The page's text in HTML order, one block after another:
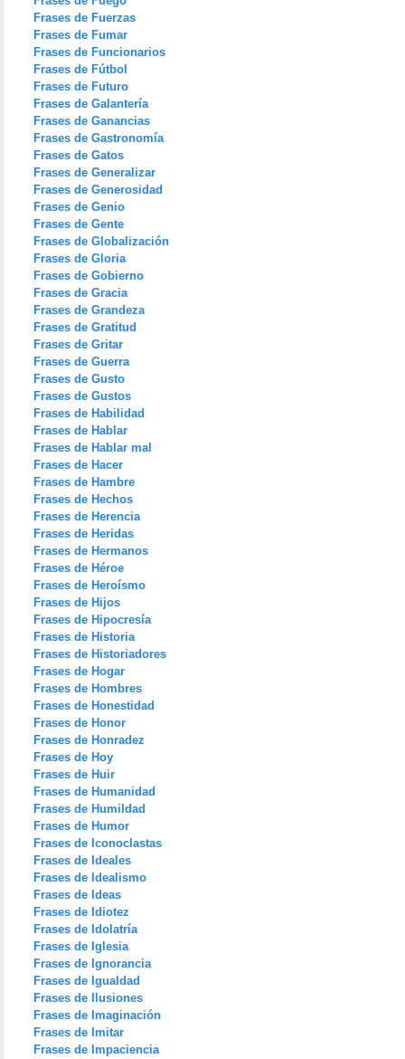
Frases de Fuerzas
Frases de Fumar
Frases de Funcionarios
Frases de Fútbol
Frases de Futuro
Frases de Galantería
Frases de Ganancias
Frases de Gastronomía
Frases de Gatos
Frases de Generalizar
Frases de Generosidad
Frases de Genio
Frases de Gente
Frases de Globalización
Frases de Gloria
Frases de Gobierno
Frases de Gracia
Frases de Grandeza
Frases de Gratitud
Frases de Gritar
Frases de Guerra
Frases de Gusto
Frases de Gustos
Frases de Habilidad
Frases de Hablar
Frases de Hablar mal
Frases de Hacer
Frases de Hambre
Frases de Hechos
Frases de Herencia
Frases de Heridas
Frases de Hermanos
Frases de Héroe
Frases de Heroísmo
Frases de Hijos
Frases de Hipocresía
Frases de Historia
Frases de Historiadores
Frases de Hogar
Frases de Hombres
Frases de Honestidad
Frases de Honor
Frases de Honradez
Frases de Hoy
Frases de Huir
Frases de Humanidad
Frases de Humildad
Frases de Humor
Frases de Iconoclastas
Frases de Ideales
Frases de Idealismo
Frases de Ideas
Frases de Idiotez
Frases de Idolatría
Frases de Iglesia
Frases de Ignorancia
Frases de Igualdad
Frases de Ilusiones
Frases de Imaginación
Frases de Imitar
Frases de Impaciencia